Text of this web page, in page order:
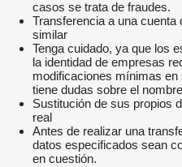
casos se trata de fraudes.
Transferencia a una
similar
Tenga cuidado, ya que los
la identidad de empresas
modificaciones mínimas
tiene dudas sobre el
Sustitución de sus propios
real
Antes de realizar una
datos especificados sean
en cuestión.